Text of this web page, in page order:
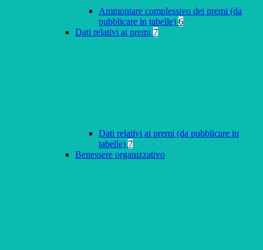
Ammontare complessivo dei premi (da
pubblicare in tabelle) 6
Dati relativi ai premi 7
Dati relativi ai premi (da pubblicare in
tabelle) 7
Benessere organizzativo